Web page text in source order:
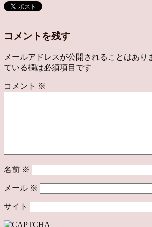
コメントを残す
メールアドレスが公開されることはあり
ている欄は必須項目です
コメント ※
名前 ※
メール ※
サイト